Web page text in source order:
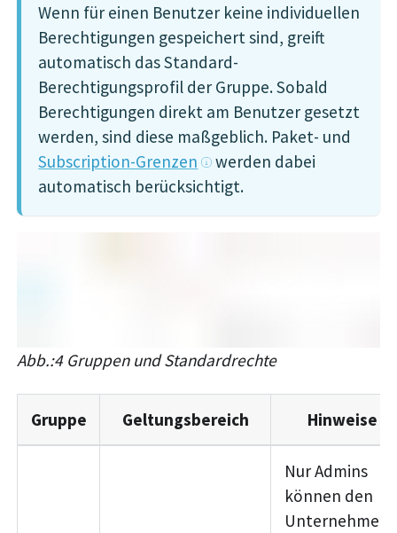
Wenn für einen Benutzer keine individuellen
Berechtigungen gespeichert sind, greift
automatisch das Standard-
Berechtigungsprofil der Gruppe. Sobald
Berechtigungen direkt am Benutzer gesetzt
werden, sind diese maßgeblich. Paket- und
Subscription-Grenzen
werden dabei
automatisch berücksichtigt.
Abb.:4 Gruppen und Standardrechte
Gruppe Geltungsbereich Hinweise
Nur Admins
können den